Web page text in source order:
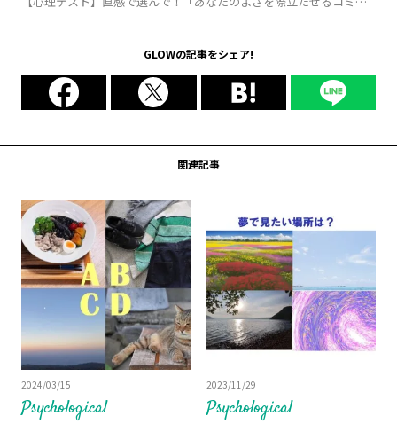
GLOWの記事をシェア!
関連記事
Psychological
2024/03/15
Psychological
2023/11/29